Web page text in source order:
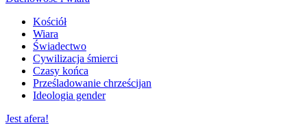
Kościół
Wiara
Świadectwo
Cywilizacja śmierci
Czasy końca
Prześladowanie chrześcijan
Ideologia gender
Jest afera!